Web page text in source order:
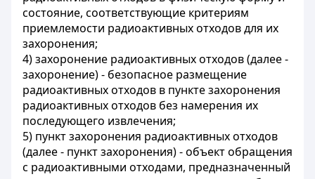
состояние, соответствующие критериям
приемлемости радиоактивных отходов для их
захоронения;
4) захоронение радиоактивных отходов (далее -
захоронение) - безопасное размещение
радиоактивных отходов в пункте захоронения
радиоактивных отходов без намерения их
последующего извлечения;
5) пункт захоронения радиоактивных отходов
(далее - пункт захоронения) - объект обращения
с радиоактивными отходами, предназначенный